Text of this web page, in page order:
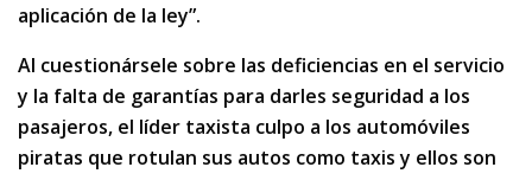
aplicación de la ley”.
Al cuestionársele sobre las deficiencias en el servicio
y la falta de garantías para darles seguridad a los
pasajeros, el líder taxista culpo a los automóviles
piratas que rotulan sus autos como taxis y ellos son